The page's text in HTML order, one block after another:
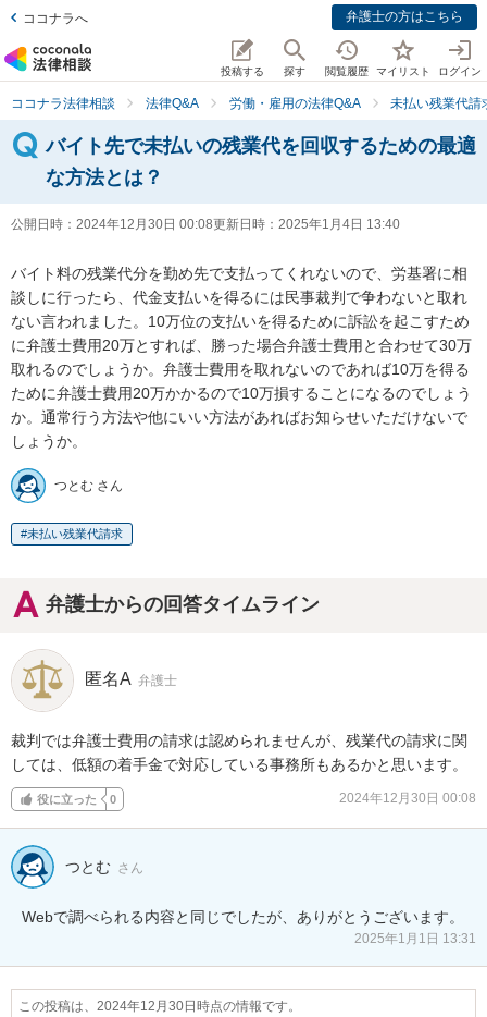
ココナラへ 弁護士の方はこちら
投稿する 探す 閲覧履歴 マイリスト ログイン
ココナラ法律相談 法律Q&A 労働・雇用の法律Q&A 未払い残業代請
バイト先で未払いの残業代を回収するための最適
な方法とは？
公開日時： 2024年12月30日 00:08更新日時： 2025年1月4日 13:40
バイト料の残業代分を勤め先で支払ってくれないので、労基署に相
談しに行ったら、代金支払いを得るには民事裁判で争わないと取れ
ない言われました。10万位の支払いを得るために訴訟を起こすため
に弁護士費用20万とすれば、勝った場合弁護士費用と合わせて30万
取れるのでしょうか。弁護士費用を取れないのであれば10万を得る
ために弁護士費用20万かかるので10万損することになるのでしょう
か。通常行う方法や他にいい方法があればお知らせいただけないで
しょうか。
つとむ さん
未払い残業代請求
弁護士からの回答タイムライン
匿名A 弁護士
裁判では弁護士費用の請求は認められませんが、残業代の請求に関
しては、低額の着手金で対応している事務所もあるかと思います。
役に立った 0 2024年12月30日 00:08
つとむ さん
Webで調べられる内容と同じでしたが、ありがとうございます。
2025年1月1日 13:31
この投稿は、2024年12月30日時点の情報です。